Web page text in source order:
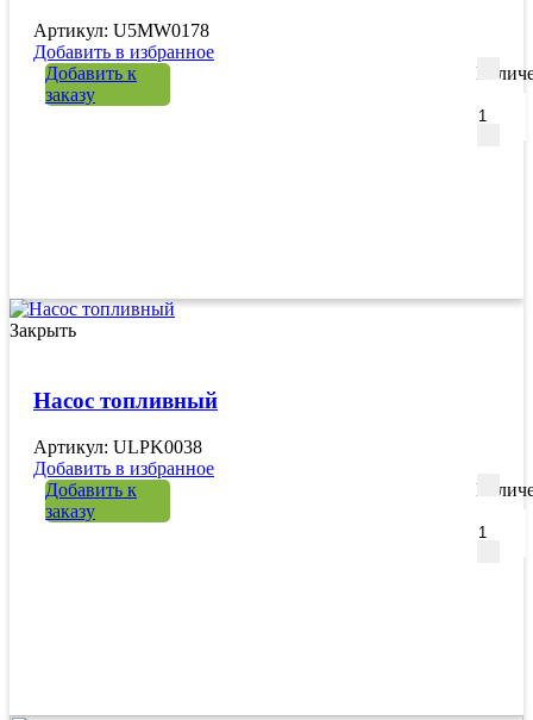
Артикул: U5MW0178
Добавить в избранное
Добавить к
заказу
Закрыть
Насос топливный
Артикул: ULPK0038
Добавить в избранное
Добавить к
заказу